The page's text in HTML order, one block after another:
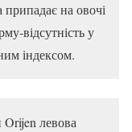
на овочі
відсутність у
індексом.
левова